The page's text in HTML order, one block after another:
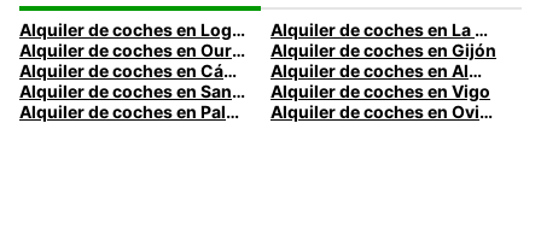
Alquiler de coches en Logroño
Alquiler de coches en La Coruña
Alquiler de coches en Ourense
Alquiler de coches en Gijón
Alquiler de coches en Cádiz
Alquiler de coches en Almería
Alquiler de coches en Santander
Alquiler de coches en Vigo
Alquiler de coches en Palma
Alquiler de coches en Oviedo